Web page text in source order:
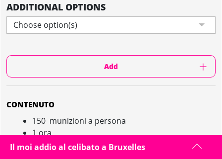
ADDITIONAL OPTIONS
Choose option(s)
Add
CONTENUTO
150 munizioni a persona
1 ora
Terreno outdoor e attrezzatura completa
Il moi addio al celibato a Bruxelles